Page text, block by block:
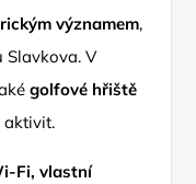
významem,
Slavkova. V
golfové hřiště
aktivit.
Fi, vlastní